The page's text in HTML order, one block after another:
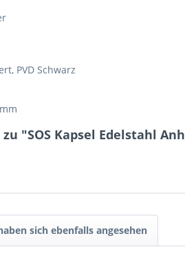
PVD Schwarz
"SOS Kapsel Edelstahl
sich ebenfalls angesehen